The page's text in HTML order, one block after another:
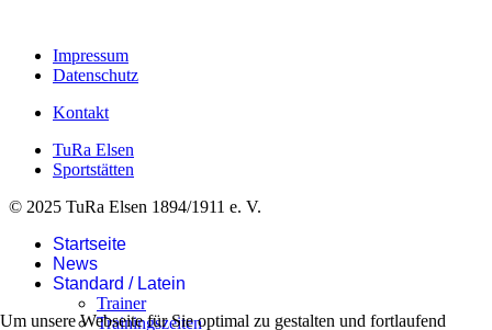
Impressum
Datenschutz
Kontakt
TuRa Elsen
Sportstätten
© 2025 TuRa Elsen 1894/1911 e. V.
Startseite
News
Standard / Latein
Trainer
Trainingszeiten
Um unsere Webseite für Sie optimal zu gestalten und fortlaufend